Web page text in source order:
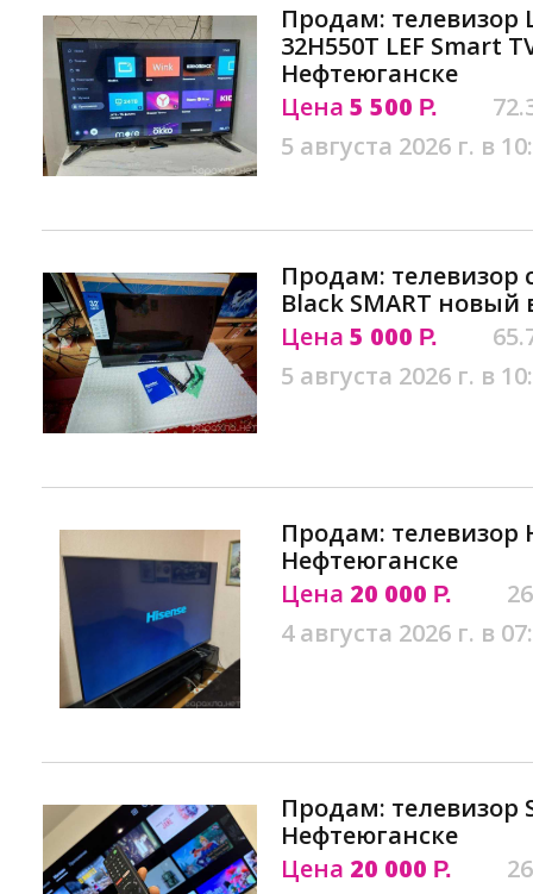
Продам: телевизор
32H550T LEF Smart
Нефтеюганске
Цена 5 500 Р.
5 августа 2026 г. в
Продам: телевизор
Black SMART новый
Цена 5 000 Р.
5 августа 2026 г. в
Продам: телевизор
Нефтеюганске
Цена 20 000 Р.
4 августа 2026 г. в
Продам: телевизор
Нефтеюганске
Цена 20 000 Р.